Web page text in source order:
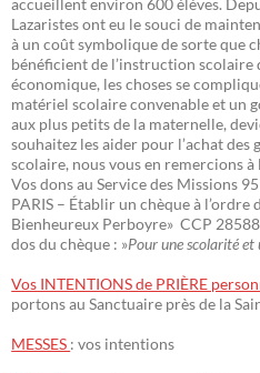
accueillent environ 600 élèves.
Lazaristes ont eu le souci de
à un coût symbolique de sorte que
bénéficient de l’instruction scolaire
économique, les choses se
matériel scolaire convenable et un
aux plus petits de la maternelle,
souhaitez les aider pour l’achat des
scolaire, nous vous en remercions à
Vos dons au Service des Missions
PARIS – Établir un chèque à
Bienheureux Perboyre» CCP
dos du chèque : »Pour une scolarité et
Vos INTENTIONS de PRIÈRE
portons au Sanctuaire près de la
MESSES : vos intentions